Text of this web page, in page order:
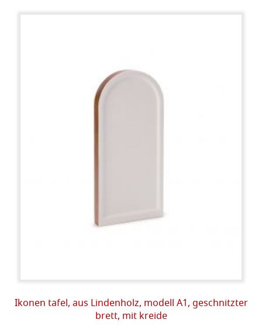
Ikonen tafel, aus Lindenholz, modell A1, geschnitzter
brett, mit kreide